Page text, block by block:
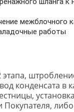
межблочного
работы
конденсата